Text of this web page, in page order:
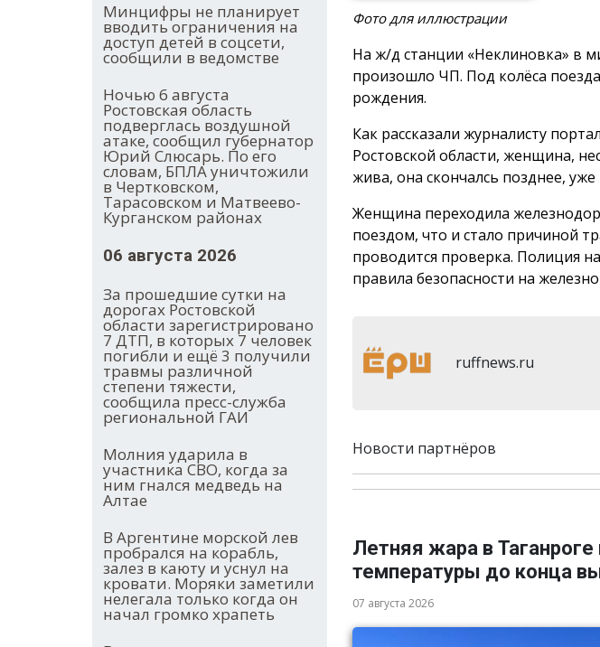
Минцифры не планирует
вводить ограничения на
доступ детей в соцсети,
сообщили в ведомстве
Ночью 6 августа
Ростовская область
подверглась воздушной
атаке, сообщил губернатор
Юрий Слюсарь. По его
словам, БПЛА уничтожили
в Чертковском,
Тарасовском и Матвеево-
Курганском районах
06 августа 2026
За прошедшие сутки на
дорогах Ростовской
области зарегистрировано
7 ДТП, в которых 7 человек
погибли и ещё 3 получили
травмы различной
степени тяжести,
сообщила пресс-служба
региональной ГАИ
Молния ударила в
участника СВО, когда за
ним гнался медведь на
Алтае
В Аргентине морской лев
пробрался на корабль,
залез в каюту и уснул на
кровати. Моряки заметили
нелегала только когда он
начал громко храпеть
Фото для иллюстрации
На ж/д станции «Неклиновка» в
произошло ЧП. Под колёса
рождения.
Как рассказали журналисту
Ростовской области, женщина,
жива, она скончалсь позднее,
Женщина переходила
поездом, что и стало причиной
проводится проверка. Полиция
правила безопасности на
ruffnews.ru
Новости партнёров
Летняя жара в
температуры до конца
07 августа 2026